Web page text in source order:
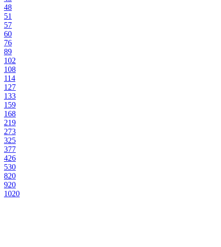
48
51
57
60
76
89
102
108
114
127
133
159
168
219
273
325
377
426
530
820
920
1020